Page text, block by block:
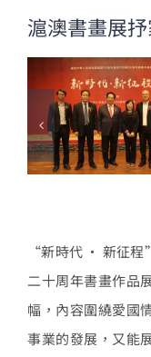
滬澳書畫展
“新時代 · 新征程
二十周年書畫作品
幅，內容圍繞愛國
事業的發展，又能